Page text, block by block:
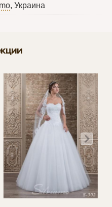
, Украина